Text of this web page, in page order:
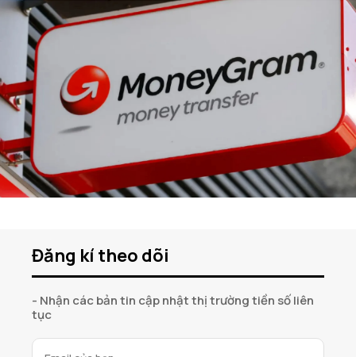
Đăng kí theo dõi
- Nhận các bản tin cập nhật thị trường tiền số liên
tục